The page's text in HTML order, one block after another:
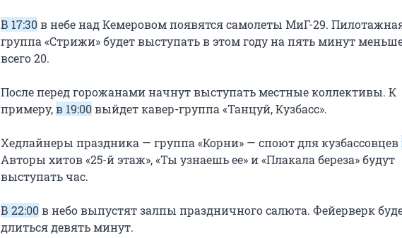
В 17:30в небе над Кемеровом появятся самолеты МиГ-29.
группа «Стрижи» будет выступать в этом году на пять минут
всего 20.
После перед горожанами начнут выступать местные коллективы. К
примеру,в 19:00выйдет кавер-группа «Танцуй, Кузбасс».
Хедлайнеры праздника — группа «Корни» — споют для кузбассовцев
Авторы хитов «25-й этаж», «Ты узнаешь ее» и «Плакала береза» будут
выступать час.
В 22:00в небо выпустят залпы праздничного салюта. Фейерверк
длиться девять минут.